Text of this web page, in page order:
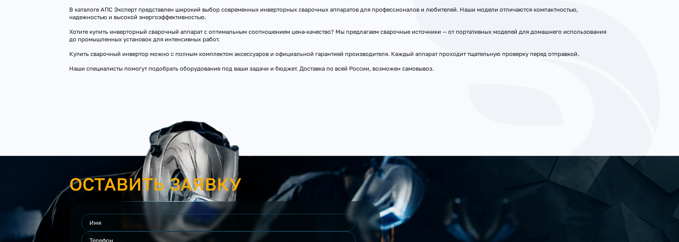
В каталоге АПС Эксперт представлен широкий выбор современных инверторных сварочных аппаратов для профессионалов и любителей. Наши модели отличаются компактностью,
надежностью и высокой энергоэффективностью.
Хотите купить инверторный сварочный аппарат с оптимальным соотношением цена-качество? Мы предлагаем сварочные источники — от портативных моделей для домашнего использования
до промышленных установок для интенсивных работ.
Купить сварочный инвертор можно с полным комплектом аксессуаров и официальной гарантией производителя. Каждый аппарат проходит тщательную проверку перед отправкой.
Наши специалисты помогут подобрать оборудование под ваши задачи и бюджет. Доставка по всей России, возможен самовывоз.
ОСТАВИТЬ ЗАЯВКУ